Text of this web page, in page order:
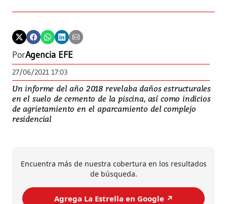
PorAgencia EFE
27/06/2021 17:03
Un informe del año 2018 revelaba daños estructurales
en el suelo de cemento de la piscina, así como indicios
de agrietamiento en el aparcamiento del complejo
residencial
Encuentra más de nuestra cobertura en los resultados
de búsqueda.
Agrega La Estrella en Google ↗️